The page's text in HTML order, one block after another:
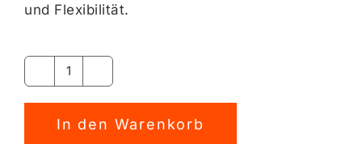
und Flexibilität.
Statement
Stickdatei
[Digital]
In den Warenkorb
Alternative: